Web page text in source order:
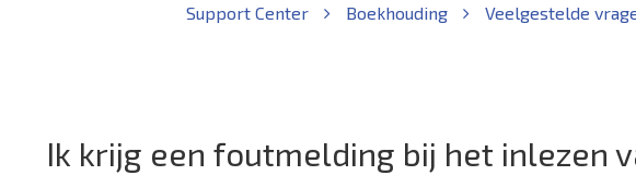
Support Center Boekhouding Veelgestelde
Ik krijg een foutmelding bij het inlezen